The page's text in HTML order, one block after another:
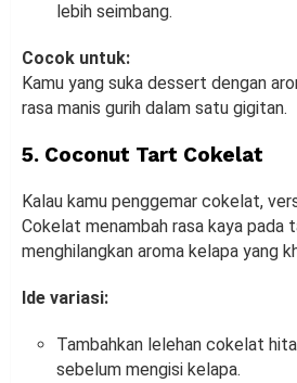
lebih seimbang.
Cocok untuk:
Kamu yang suka dessert dengan
rasa manis gurih dalam satu gigitan.
5. Coconut Tart Cokelat
Kalau kamu penggemar cokelat,
Cokelat menambah rasa kaya pada
menghilangkan aroma kelapa yang
Ide variasi:
Tambahkan lelehan cokelat
sebelum mengisi kelapa.